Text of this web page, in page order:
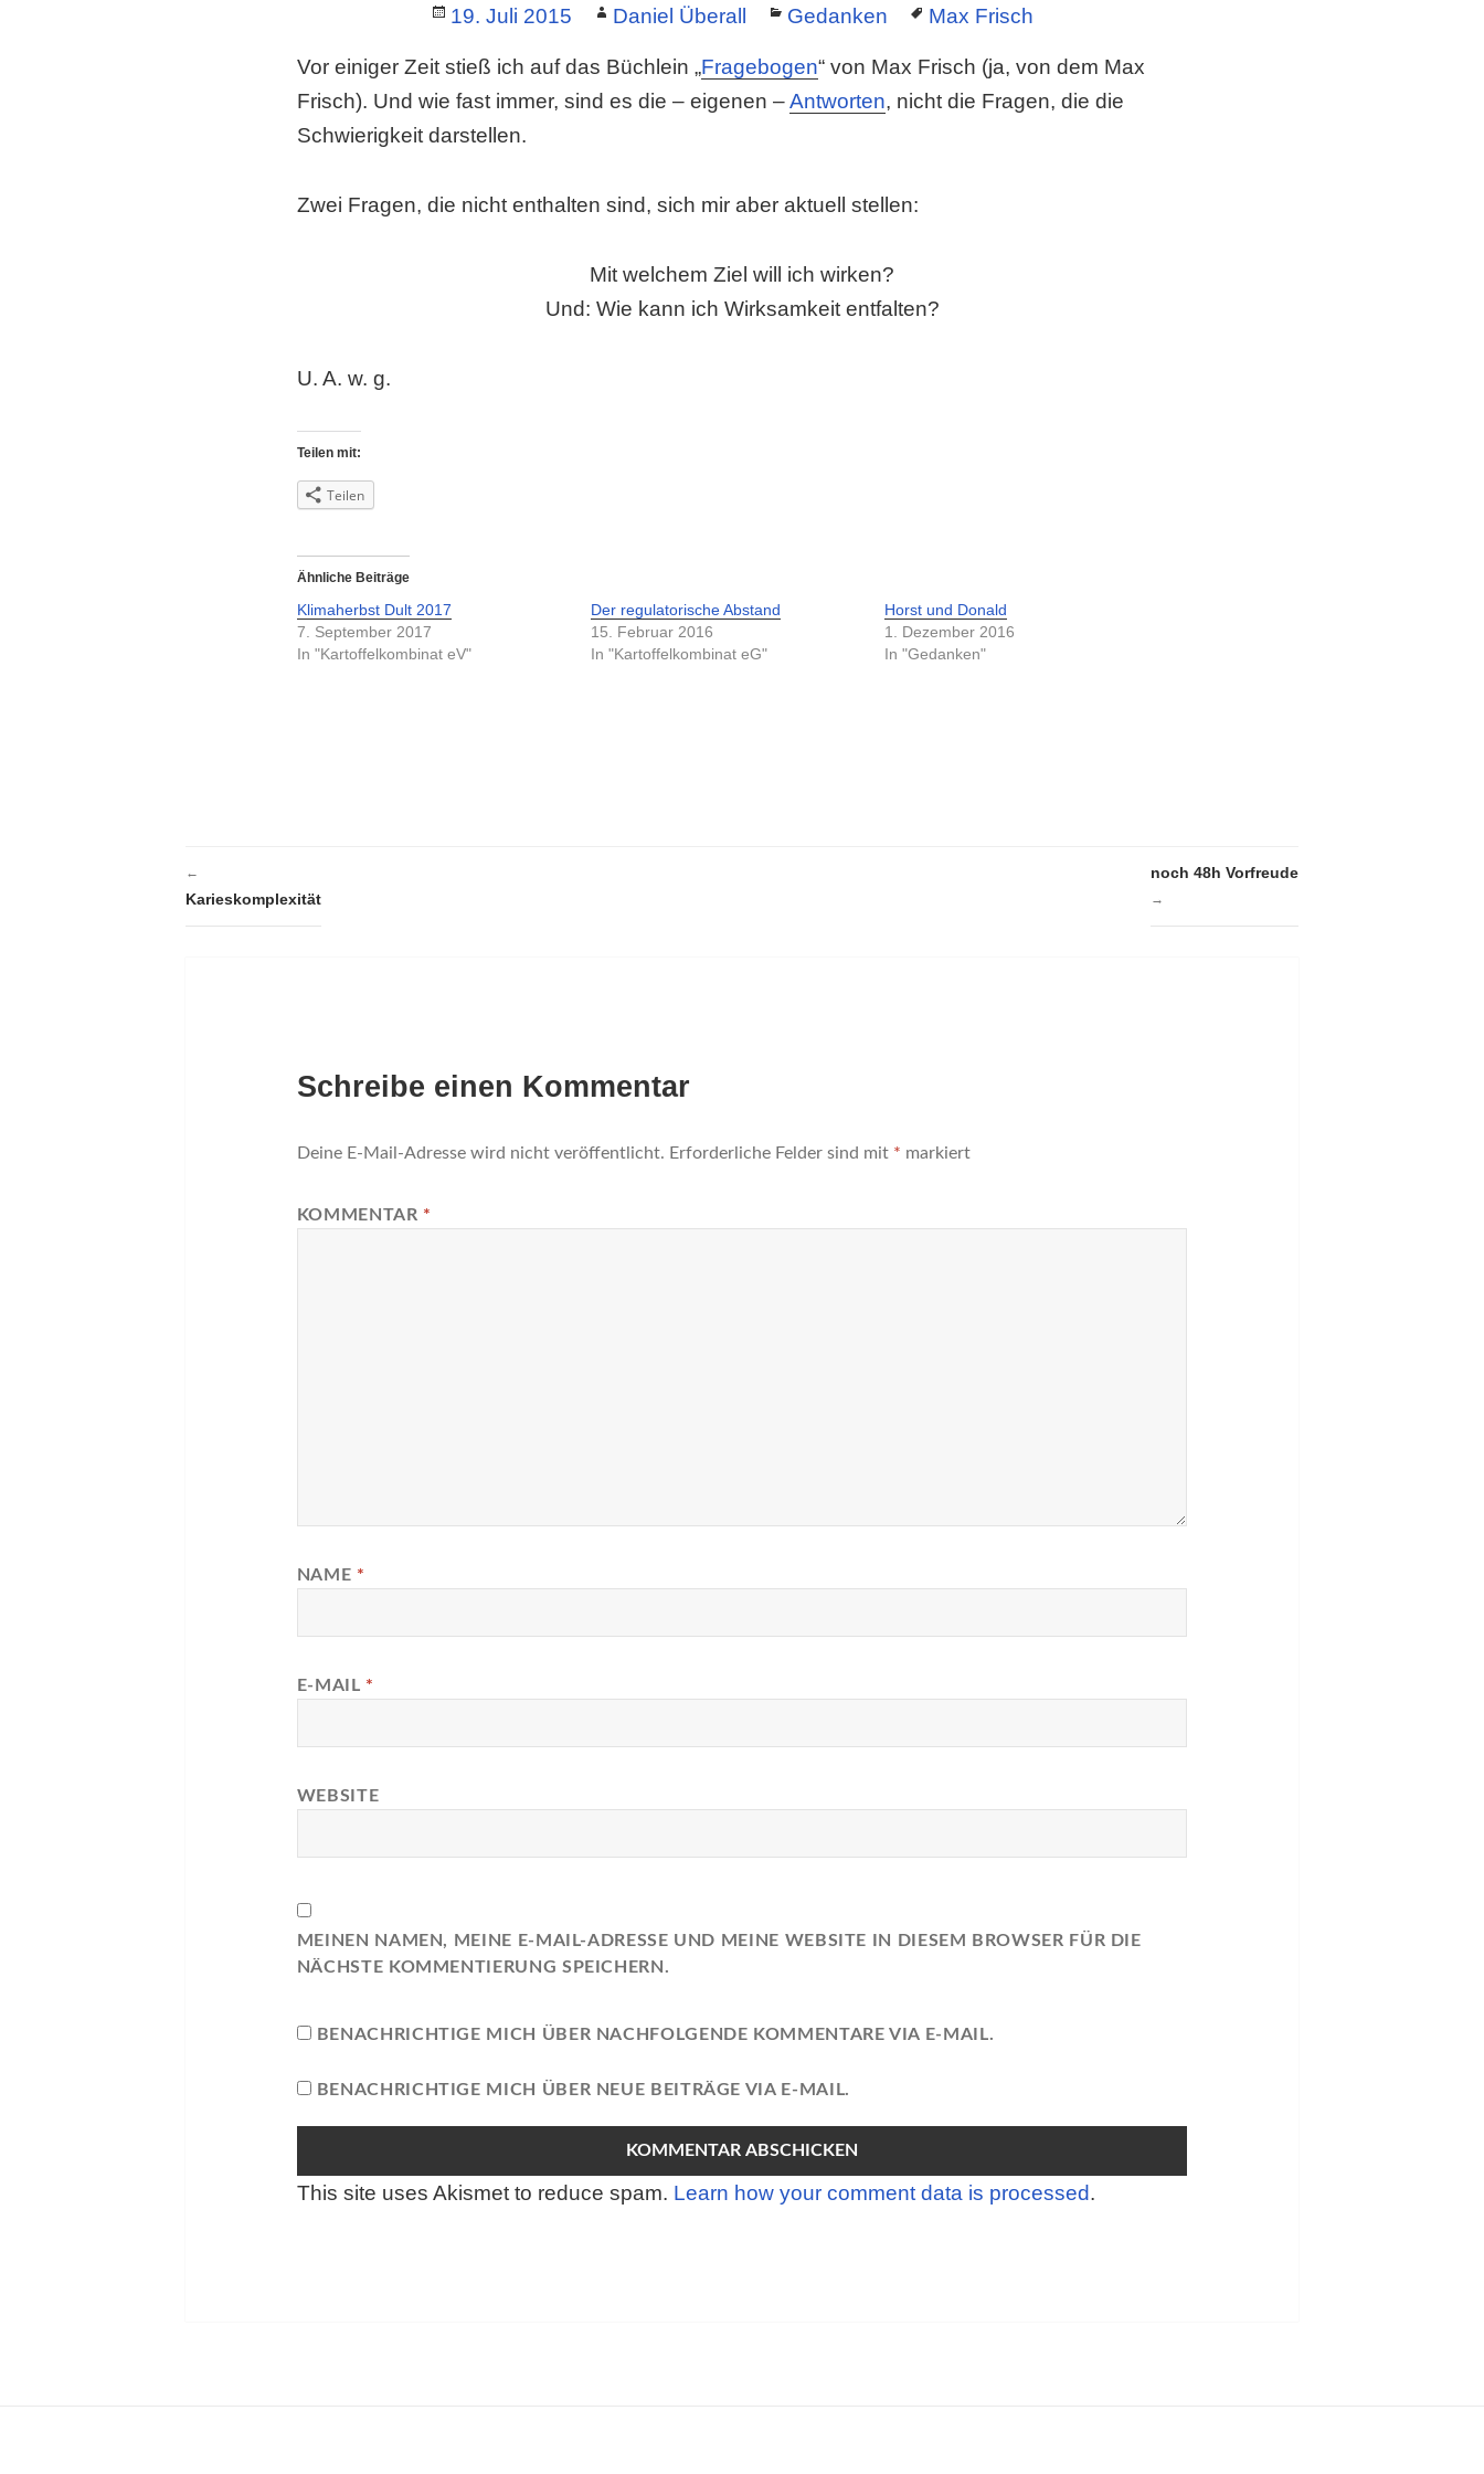
Posted
19. Juli 2015 Author
Daniel Überall Categories
Gedanken Tags
Max Frisch
Vor einiger Zeit stieß ich auf das Büchlein „Fragebogen“ von Max Frisch (ja, von dem Max
Frisch). Und wie fast immer, sind es die – eigenen –Antworten, nicht die Fragen, die die
Schwierigkeit darstellen.
Zwei Fragen, die nicht enthalten sind, sich mir aber aktuell stellen:
Mit welchem Ziel will ich wirken?
Und: Wie kann ich Wirksamkeit entfalten?
U. A. w. g.
Teilen mit:
Teilen
Ähnliche Beiträge
Klimaherbst Dult 2017
7. September 2017
In "Kartoffelkombinat eV"
Der regulatorische Abstand
15. Februar 2016
In "Kartoffelkombinat eG"
Horst und Donald
1. Dezember 2016
In "Gedanken"
←
Karieskomplexität
noch 48h Vorfreude
→
Schreibe einen Kommentar
Deine E-Mail-Adresse wird nicht veröffentlicht. Erforderliche Felder sind mit * markiert
KOMMENTAR *
NAME *
E-MAIL *
WEBSITE
MEINEN NAMEN, MEINE E-MAIL-ADRESSE UND MEINE WEBSITE IN DIESEM BROWSER FÜR DIE
NÄCHSTE KOMMENTIERUNG SPEICHERN.
BENACHRICHTIGE MICH ÜBER NACHFOLGENDE KOMMENTARE VIA E-MAIL.
BENACHRICHTIGE MICH ÜBER NEUE BEITRÄGE VIA E-MAIL.
This site uses Akismet to reduce spam. Learn how your comment data is processed.